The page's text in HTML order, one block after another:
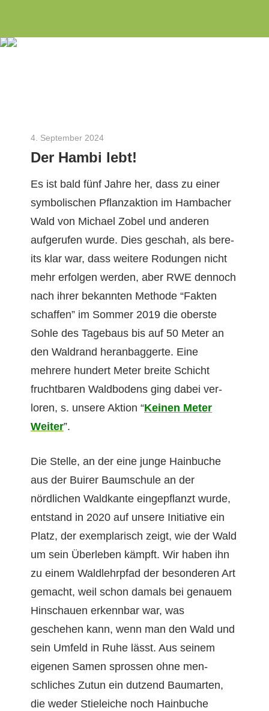
springen
als
Aachener
Energie-
Umweltthemen
4. September 2024
Der Hambi lebt!
Es ist bald fünf Jahre her, dass zu ein­er
sym­bol­is­chen Pflan­za­k­tion im Ham­bach­er
Wald von Michael Zobel und anderen
aufgerufen wurde. Dies geschah, als bere­
its klar war, dass weit­ere Rodun­gen nicht
mehr erfol­gen wer­den, aber RWE den­noch
nach ihrer bekan­nten Meth­ode “Fak­ten
schaf­fen” im Som­mer 2019 die ober­ste
Sohle des Tage­baus bis auf 50 Meter an
den Wal­drand her­an­bag­gerte. Eine
mehrere hun­dert Meter bre­ite Schicht
frucht­baren Wald­bo­dens ging dabei ver­
loren, s. unsere Aktion “Keinen Meter
Weit­er”.
Die Stelle, an der eine junge Hain­buche
aus der Buir­er Baum­schule an der
nördlichen Wald­kante eingepflanzt wurde,
ent­stand in 2020 auf unsere Ini­tia­tive ein
Platz, der exem­plar­isch zeigt, wie der Wald
um sein Über­leben kämpft. Wir haben ihn
zu einem Waldlehrp­fad der beson­deren Art
gemacht, weil schon damals bei genauem
Hin­schauen erkennbar war, was
geschehen kann, wenn man den Wald und
sein Umfeld in Ruhe lässt. Aus seinem
eige­nen Samen sprossen ohne men­
schlich­es Zutun ein dutzend Bau­marten,
die wed­er Stiele­iche noch Hain­buche